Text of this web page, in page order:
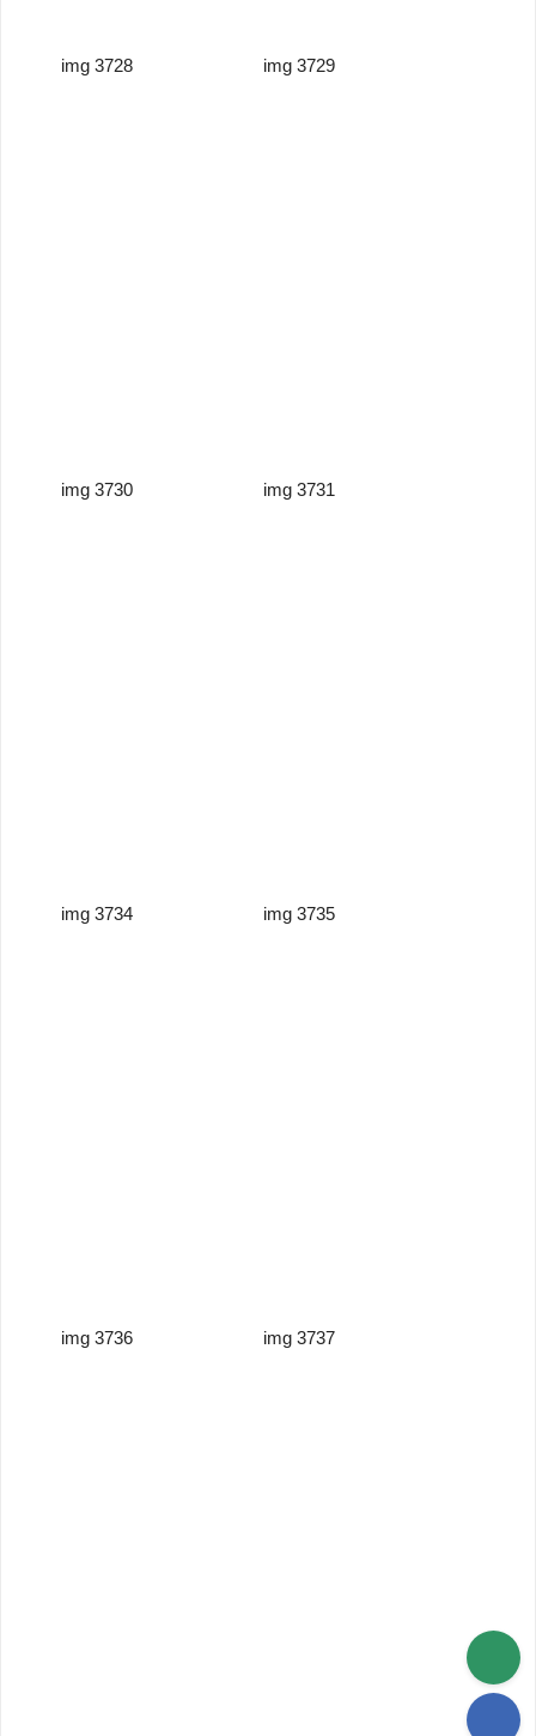
img 3728 img 3729
img 3730 img 3731
img 3734 img 3735
img 3736 img 3737